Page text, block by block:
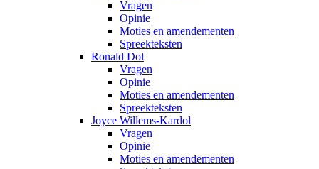
Vragen
Opinie
Moties en amendementen
Spreekteksten
Ronald Dol
Vragen
Opinie
Moties en amendementen
Spreekteksten
Joyce Willems-Kardol
Vragen
Opinie
Moties en amendementen